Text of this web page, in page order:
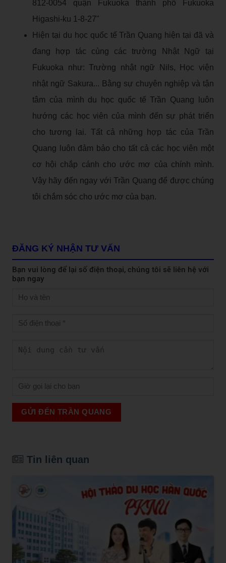
812-0054 quận Fukuoka thành phố Fukuoka
Higashi-ku 1-8-27"
Hiện tại du học quốc tế Trần Quang hiện tại đã và
đang hợp tác cùng các trường Nhật Ngữ tại
Fukuoka như: Trường nhật ngữ Nils, Học viện
nhật ngữ Sakura... Bằng sự chuyên nghiệp và tận
tâm của mình du học quốc tế Trần Quang luôn
hướng các học viên của mình đến sự phát triển
cho tương lai. Tất cả những hợp tác của Trần
Quang luôn đảm bảo cho tất cả các học viên một
cơ hội chắp cánh cho ước mơ của chính mình.
Vậy hãy đến ngay với Trần Quang để được chúng
tôi chắm sóc cho ước mơ của bạn.
ĐĂNG KÝ NHẬN TƯ VẤN
Bạn vui lòng để lại số điện thoại, chúng tôi sẽ liên hệ với
bạn ngay
GỬI ĐẾN TRẦN QUANG
Tin liên quan